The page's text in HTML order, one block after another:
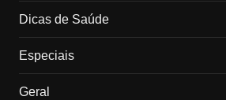
Dicas de Saúde
Especiais
Geral